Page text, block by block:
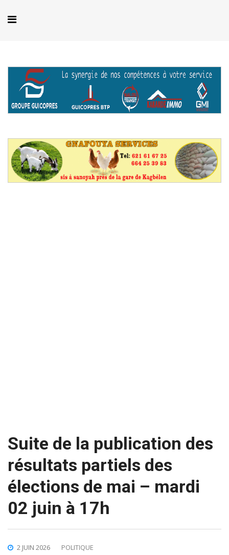
Suite de la publication des
résultats partiels des
élections de mai – mardi
02 juin à 17h
2 JUIN 2026
POLITIQUE